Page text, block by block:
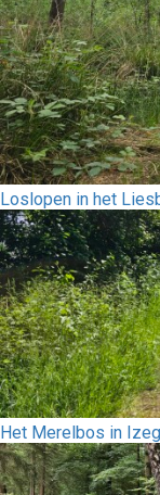
Loslopen in het
Het Merelbos in